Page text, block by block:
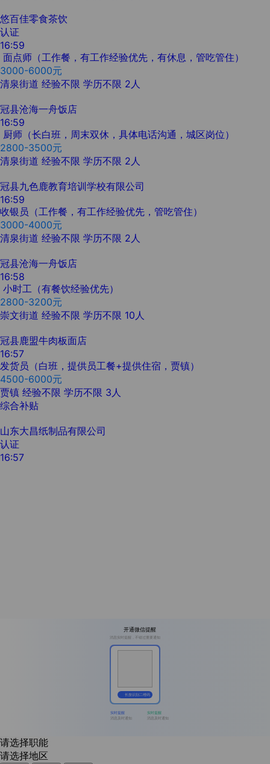
悠百佳零食茶饮
认证
16:59
面点师（工作餐，有工作经验优先，有休息，管吃管住）
3000-6000元
清泉街道 经验不限 学历不限 2人
冠县沧海一舟饭店
16:59
厨师（长白班，周末双休，具体电话沟通，城区岗位）
2800-3500元
清泉街道 经验不限 学历不限 2人
冠县九色鹿教育培训学校有限公司
16:59
收银员（工作餐，有工作经验优先，管吃管住）
3000-4000元
清泉街道 经验不限 学历不限 2人
冠县沧海一舟饭店
16:58
小时工（有餐饮经验优先）
2800-3200元
崇文街道 经验不限 学历不限 10人
冠县鹿盟牛肉板面店
16:57
发货员（白班，提供员工餐+提供住宿，贾镇）
4500-6000元
贾镇 经验不限 学历不限 3人
综合补贴
山东大昌纸制品有限公司
认证
16:57
开通微信提醒
消息实时提醒，不错过重要通知
长按识别二维码
实时提醒
消息及时通知
实时提醒
消息及时通知
请选择职能
请选择地区